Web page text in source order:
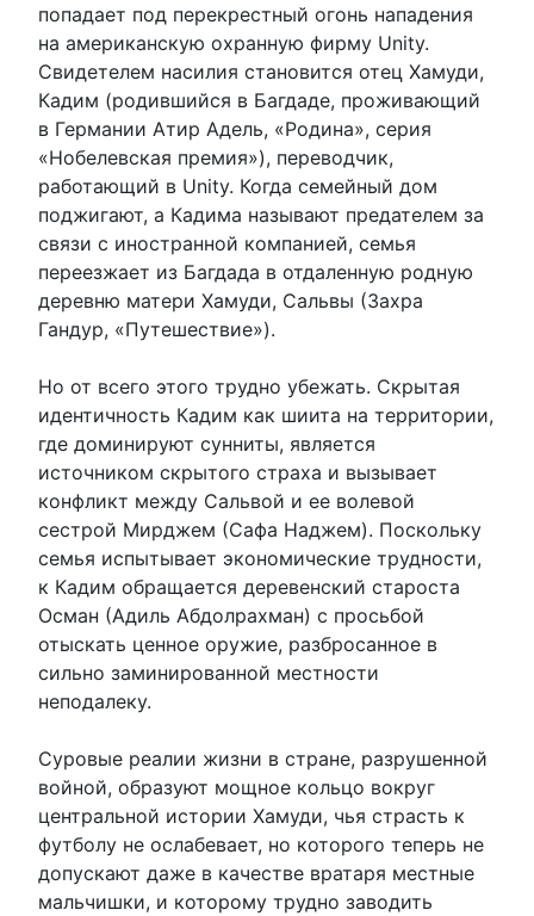
попадает под перекрестный огонь нападения
на американскую охранную фирму Unity.
Свидетелем насилия становится отец Хамуди,
Кадим (родившийся в Багдаде, проживающий
в Германии Атир Адель, «Родина», серия
«Нобелевская премия»), переводчик,
работающий в Unity. Когда семейный дом
поджигают, а Кадима называют предателем за
связи с иностранной компанией, семья
переезжает из Багдада в отдаленную родную
деревню матери Хамуди, Сальвы (Захра
Гандур, «Путешествие»).
Но от всего этого трудно убежать. Скрытая
идентичность Кадим как шиита на территории,
где доминируют сунниты, является
источником скрытого страха и вызывает
конфликт между Сальвой и ее волевой
сестрой Мирджем (Сафа Наджем). Поскольку
семья испытывает экономические трудности,
к Кадим обращается деревенский староста
Осман (Адиль Абдолрахман) с просьбой
отыскать ценное оружие, разбросанное в
сильно заминированной местности
неподалеку.
Суровые реалии жизни в стране, разрушенной
войной, образуют мощное кольцо вокруг
центральной истории Хамуди, чья страсть к
футболу не ослабевает, но которого теперь не
допускают даже в качестве вратаря местные
мальчишки, и которому трудно заводить